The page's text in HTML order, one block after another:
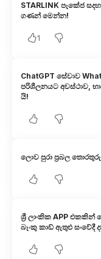
STARLINK පැකේජ
ගණන් මෙන්න!
1
ChatGPT සේවාව
පරිශීලනයට අවස්ථාව,
යි!
ලොව පුරා ප්‍රබල
ශ්‍රී ලාංකික APP
බැංකු කාඩ් ඇතුළු සංවේදී